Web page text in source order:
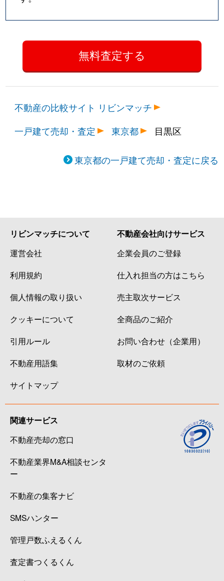
不動産の比較サイト リビンマッチ
一戸建て売却・査定
東京都 目黒区
東京都の一戸建て売却・査定に戻る
リビンマッチについて
運営会社
利用規約
個人情報の取り扱い
クッキーについて
引用ルール
不動産用語集
サイトマップ
不動産会社向けサービス
企業会員のご登録
仕入れ担当の方はこちら
売主取次サービス
全商品のご紹介
お問い合わせ（企業用）
取材のご依頼
関連サービス
不動産売却の窓口
不動産業界M&A相談センタ
ー
不動産の集客ナビ
SMSハンター
管理戸数ふえるくん
査定書つくるくん